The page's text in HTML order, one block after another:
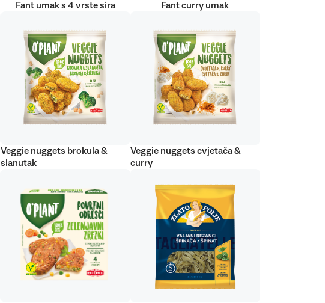
Fant umak s 4 vrste sira Fant curry umak
Veggie nuggets brokula &
slanutak
Veggie nuggets cvjetača &
curry